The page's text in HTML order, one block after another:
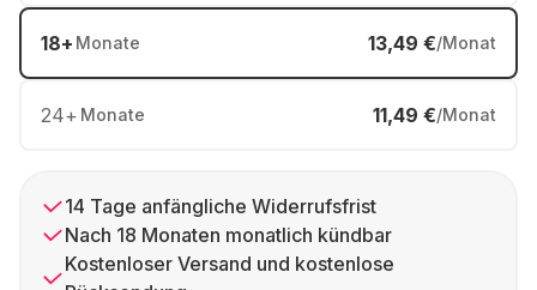
18+ Monate 13,49 €/Monat
24+ Monate 11,49 €/Monat
14 Tage anfängliche Widerrufsfrist
Nach 18 Monaten monatlich kündbar
Kostenloser Versand und kostenlose